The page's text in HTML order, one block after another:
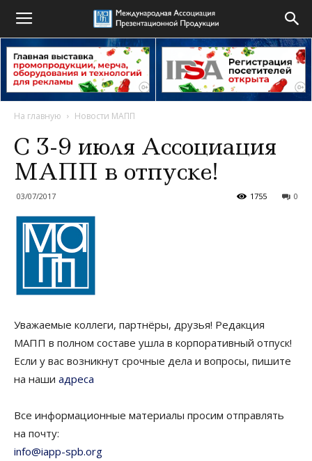
На главную Новости МАПП
С 3-9 июля Ассоциация
МАПП в отпуске!
03/07/2017 0
1755
Уважаемые коллеги, партнёры, друзья! Редакция
МАПП в полном составе ушла в корпоративный отпуск!
Если у вас возникнут срочные дела и вопросы, пишите
на наши адреса
Все информационные материалы просим отправлять
на почту:
info@iapp-spb.org